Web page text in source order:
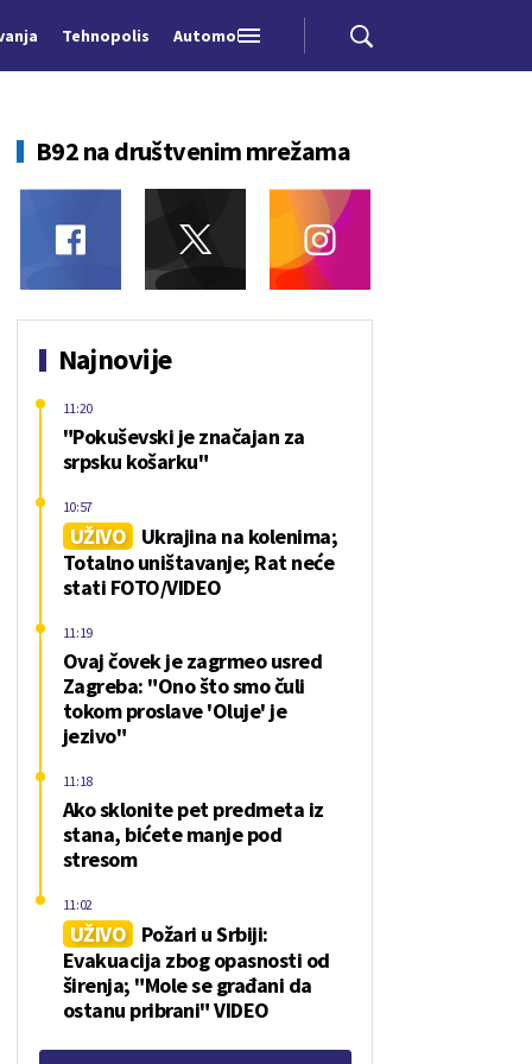
Tehnopolis Automobili
B92 na društvenim mrežama
Najnovije
"Pokuševski je značajan za
srpsku košarku"
11:20
UŽIVO
Ukrajina na kolenima;
Totalno uništavanje; Rat neće
stati FOTO/VIDEO
10:57
Ovaj čovek je zagrmeo usred
Zagreba: "Ono što smo čuli
tokom proslave 'Oluje' je
jezivo"
11:19
Ako sklonite pet predmeta iz
stana, bićete manje pod
stresom
11:18
UŽIVO
Požari u Srbiji:
Evakuacija zbog opasnosti od
širenja; "Mole se građani da
ostanu pribrani" VIDEO
11:02